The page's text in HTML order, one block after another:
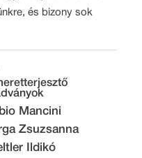
és bizony sok
Mancini
Zsuzsanna
Ildikó